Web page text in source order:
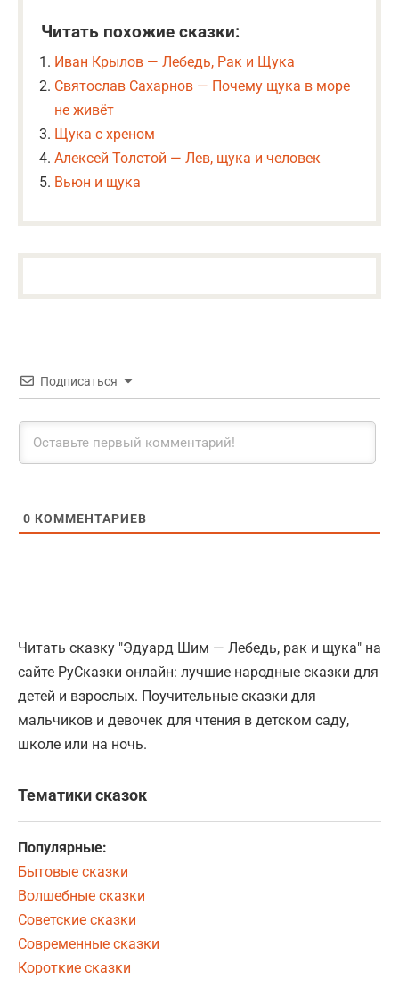
Читать похожие сказки:
Иван Крылов — Лебедь, Рак и Щука
Святослав Сахарнов — Почему щука в море
не живёт
Щука с хреном
Алексей Толстой — Лев, щука и человек
Вьюн и щука
Подписаться
0 КОММЕНТАРИЕВ
Читать сказку "Эдуард Шим — Лебедь, рак и щука" на
сайте РуСказки онлайн: лучшие народные сказки для
детей и взрослых. Поучительные сказки для
мальчиков и девочек для чтения в детском саду,
школе или на ночь.
Тематики сказок
Популярные:
Бытовые сказки
Волшебные сказки
Советские сказки
Современные сказки
Короткие сказки